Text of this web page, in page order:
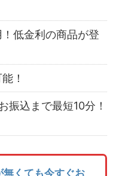
低金利の商品が登
！
振込まで最短10分！
無くても今すぐお